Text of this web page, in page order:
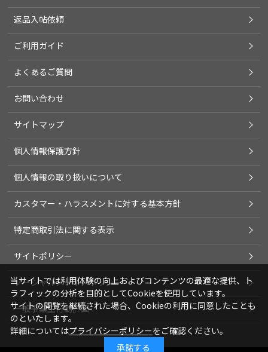
返品入帖依頼
ご利用ガイド
よくあるご質問
お問い合わせ
サイトマップ
個人情報保護方針
個人情報の取り扱いについて
カスタマー・ハラスメントに対する基本方針
特定商取引法に関する表示
サイトポリシー
ソーシャルメディアポリシー
一般事業主行動計画
当サイトでは利用体験の向上およびコンテンツの最適な提供、ト
ラフィックの分析を目的としてCookieを使用しています。
サイトの閲覧を継続された場合、Cookieの利用に同意したことも
のといたします。
詳細についてはプライバシーポリシーをご確認ください。
承諾する